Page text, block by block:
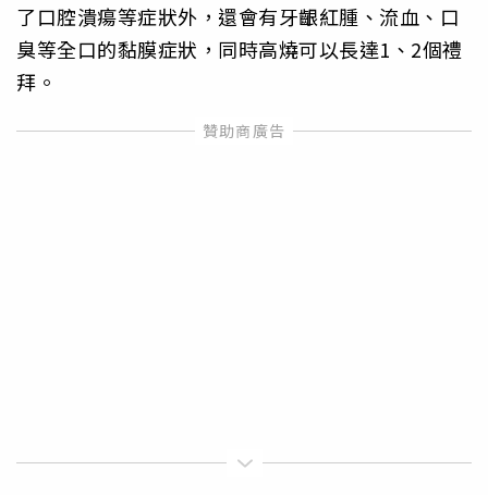
了口腔潰瘍等症狀外，還會有牙齦紅腫、流血、口
臭等全口的黏膜症狀，同時高燒可以長達1、2個禮
拜。